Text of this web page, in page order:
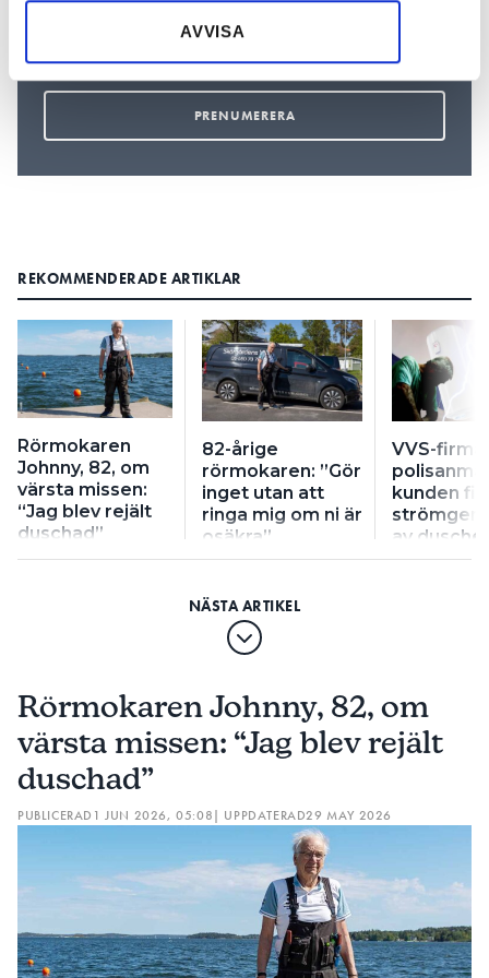
samlat in när du har använt deras tjänster.
AVVISA
REKOMMENDERADE ARTIKLAR
Rörmokaren
Johnny, 82, om
värsta missen:
“Jag blev rejält
duschad”
82-årige
rörmokaren: ”Gör
inget utan att
ringa mig om ni är
osäkra”
VVS-firma
kunden
av
Rörmokaren Johnny, 82, om
värsta missen: “Jag blev rejält
duschad”
PUBLICERAD 1 JUN 2026, 05:08| UPPDATERAD29 MAY 2026